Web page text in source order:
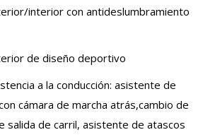
interior con antideslumbramiento
de diseño deportivo
a la conducción: asistente de
cámara de marcha atrás,cambio de
salida de carril, asistente de atascos